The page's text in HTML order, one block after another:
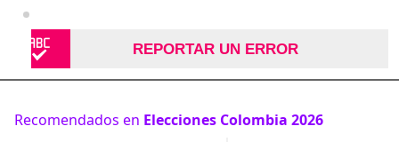
REPORTAR UN ERROR
Recomendados en Elecciones Colombia 2026